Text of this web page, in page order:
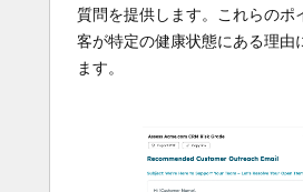
質問を提供します。これらのポ
客が特定の健康状態にある理由
ます。